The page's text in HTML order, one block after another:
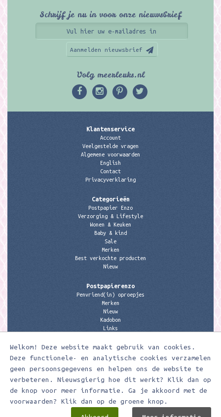
Welkom! Deze website maakt gebruik van cookies.
Deze functionele- en analytische cookies verzamelen
geen persoonsgegevens en helpen ons de website te
verbeteren. Nieuwsgierig hoe dit werkt? Klik dan op
de knop voor meer informatie. Ga je akkoord met de
voorwaarden? Klik dan op de groene knop.
Schrijf je nu in voor onze nieuwsbrief
Aanmelden nieuwsbrief
Volg meerleuks.nl
Klantenservice
Account
Veelgestelde vragen
Algemene voorwaarden
English
Contact
Privacyverklaring
Categorieën
Postpapier Enzo
Verzorging & Lifestyle
Wonen & Keuken
Baby & kind
Sale
Merken
Best verkochte producten
Nieuw
Postpapierenzo
Penvriend(in) oproepjes
Merken
Nieuw
Kadobon
Links
Contactgegevens
Meerleuks
anita@meerleuks.nl
06 – 107 163 36
KVK nummer: 58807179
BTW nummer: 853190859B01